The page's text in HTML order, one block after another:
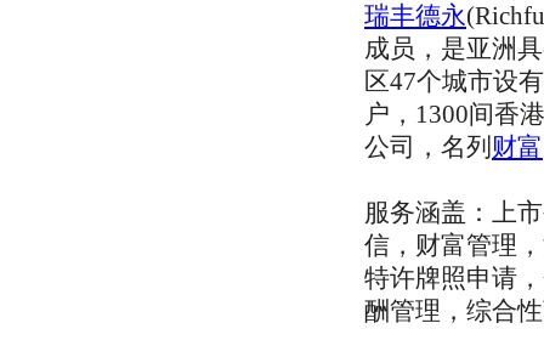
瑞丰德永
成员，是亚洲
区47个城市设
户，1300间香
公司，名列 财富
服务涵盖：上
信，财富管理
特许牌照申请
酬管理，综合